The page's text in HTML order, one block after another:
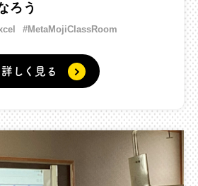
ろう
#MetaMojiClassRoom
詳しく見る